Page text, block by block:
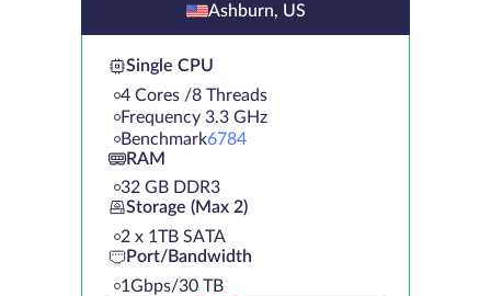
Ashburn, US
Single CPU
4 Cores /8 Threads
Frequency 3.3 GHz
Benchmark6784
RAM
32 GB DDR3
Storage (Max 2)
2 х 1TB SATA
Port/Bandwidth
1Gbps/30 TB